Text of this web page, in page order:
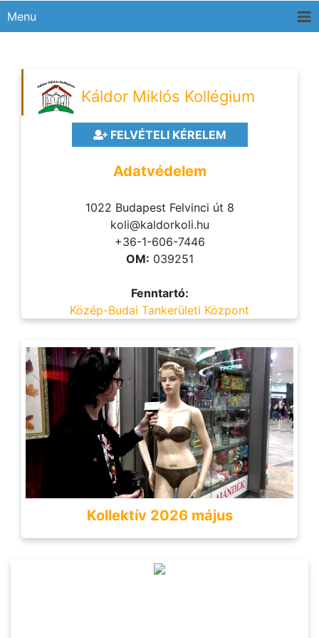
Menu
Káldor Miklós Kollégium
FELVÉTELI KÉRELEM
Adatvédelem
1022 Budapest Felvinci út 8
koli@kaldorkoli.hu
+36-1-606-7446
OM: 039251
Fenntartó:
Közép-Budai Tankerületi Központ
Kollektív 2026 május